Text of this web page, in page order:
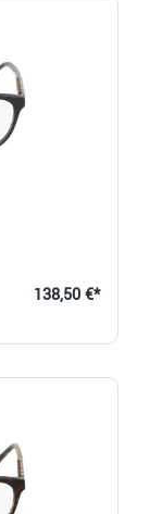
138,50 €*